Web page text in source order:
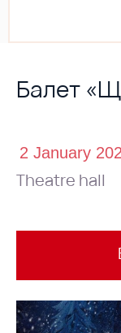
Балет
Theatre hall